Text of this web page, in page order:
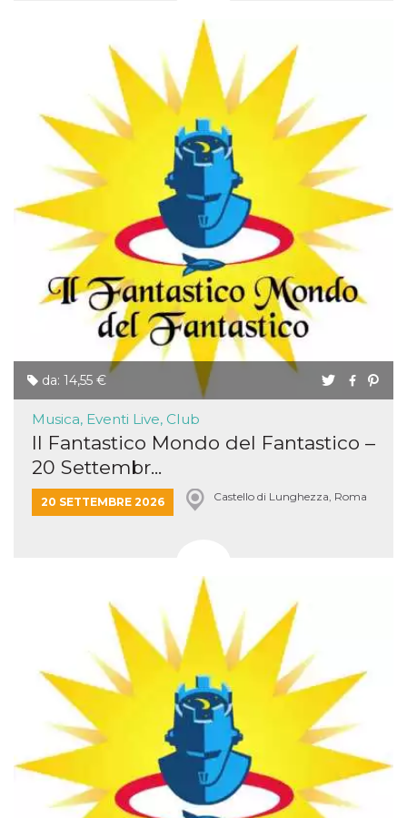
da: 14,55 €
Musica, Eventi Live, Club
Il Fantastico Mondo del Fantastico –
20 Settembr...
20 SETTEMBRE 2026 Castello di Lunghezza, Roma